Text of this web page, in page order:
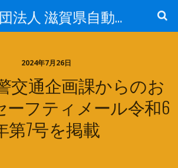
一般社団法人 滋賀県自動車整備振興会
2024年7月26日
交通企画課からのお
ーフティメール令和6
第7号を掲載